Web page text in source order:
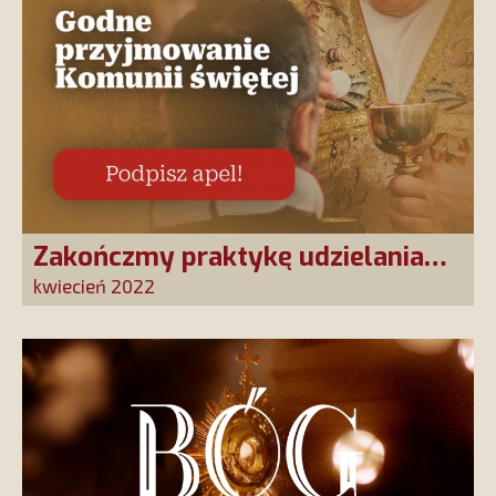
Zakończmy praktykę udzielania
Komunii św. na rękę. Pan Jezus jest
Eucharystycznego
kwiecień 2022